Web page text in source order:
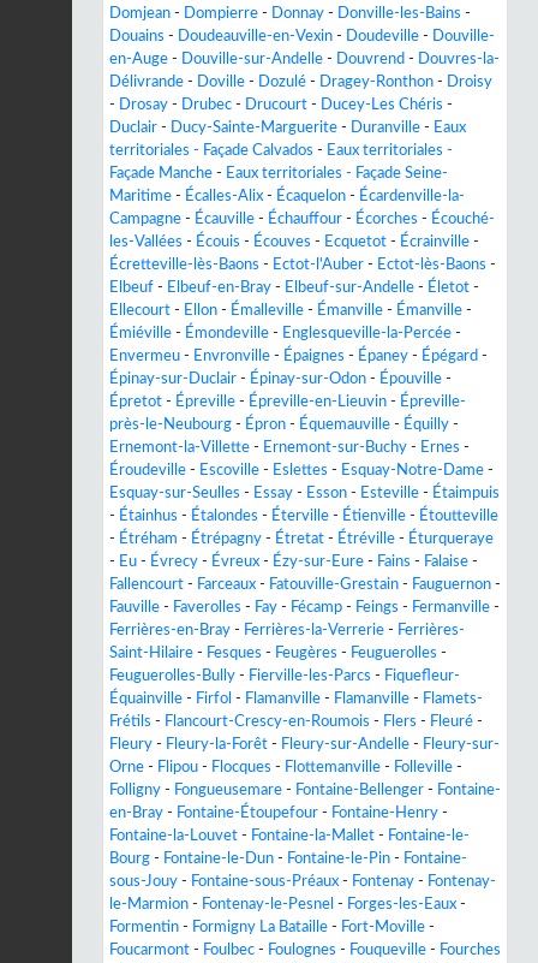
Domjean - Dompierre - Donnay - Donville-les-Bains -
Douains - Doudeauville-en-Vexin - Doudeville -
Douville-
en-Auge - Douville-sur-Andelle - Douvrend -
Douvres-la-
Délivrande - Doville - Dozulé - Dragey-Ronthon -
Droisy
-
Drosay - Drubec - Drucourt - Ducey-Les Chéris -
Duclair - Ducy-Sainte-Marguerite - Duranville - Eaux
territoriales - Façade Calvados - Eaux territoriales -
Façade Manche - Eaux territoriales - Façade Seine-
Maritime - Écalles-Alix - Écaquelon - Écardenville-la-
Campagne - Écauville - Échauffour - Écorches - Écouché-
les-Vallées - Écouis - Écouves - Ecquetot - Écrainville -
Écretteville-lès-Baons - Ectot-l'Auber - Ectot-lès-Baons -
Elbeuf - Elbeuf-en-Bray - Elbeuf-sur-Andelle - Életot -
Ellecourt - Ellon - Émalleville - Émanville - Émanville -
Émiéville - Émondeville - Englesqueville-la-Percée -
Envermeu - Envronville - Épaignes - Épaney - Épégard -
Épinay-sur-Duclair - Épinay-sur-Odon - Épouville -
Épretot - Épreville - Épreville-en-Lieuvin - Épreville-
près-le-Neubourg - Épron - Équemauville - Équilly -
Ernemont-la-Villette - Ernemont-sur-Buchy - Ernes -
Éroudeville - Escoville - Eslettes - Esquay-Notre-Dame -
Esquay-sur-Seulles - Essay - Esson - Esteville - Étaimpuis
- Étainhus - Étalondes - Éterville - Étienville - Étoutteville
- Étréham - Étrépagny - Étretat - Étréville - Éturqueraye
- Eu - Évrecy - Évreux - Ézy-sur-Eure - Fains - Falaise -
Fallencourt - Farceaux - Fatouville-Grestain - Fauguernon -
Fauville - Faverolles - Fay - Fécamp - Feings - Fermanville -
Ferrières-en-Bray - Ferrières-la-Verrerie - Ferrières-
Saint-Hilaire - Fesques - Feugères - Feuguerolles -
Feuguerolles-Bully - Fierville-les-Parcs - Fiquefleur-
Équainville - Firfol - Flamanville - Flamanville - Flamets-
Frétils - Flancourt-Crescy-en-Roumois - Flers - Fleuré -
Fleury - Fleury-la-Forêt - Fleury-sur-Andelle - Fleury-sur-
Orne - Flipou - Flocques - Flottemanville - Folleville -
Folligny - Fongueusemare - Fontaine-Bellenger - Fontaine-
en-Bray - Fontaine-Étoupefour - Fontaine-Henry -
Fontaine-la-Louvet - Fontaine-la-Mallet - Fontaine-le-
Bourg - Fontaine-le-Dun - Fontaine-le-Pin - Fontaine-
sous-Jouy - Fontaine-sous-Préaux - Fontenay - Fontenay-
le-Marmion - Fontenay-le-Pesnel - Forges-les-Eaux -
Formentin - Formigny La Bataille - Fort-Moville -
Foucarmont - Foulbec - Foulognes - Fouqueville - Fourches